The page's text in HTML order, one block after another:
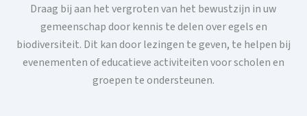
Draag bij aan het vergroten van het bewustzijn in uw
gemeenschap door kennis te delen over egels en
biodiversiteit. Dit kan door lezingen te geven, te helpen bij
evenementen of educatieve activiteiten voor scholen en
groepen te ondersteunen.